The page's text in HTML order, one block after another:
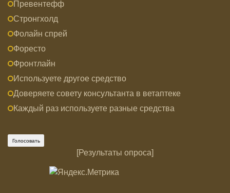
Превентефф
Стронгхолд
Фолайн спрей
Форесто
Фронтлайн
Используете другое средство
Доверяете совету консультанта в ветаптеке
Каждый раз используете разные средства
[Результаты опроса]